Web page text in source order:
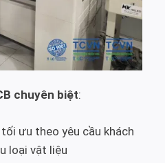
chuyên biệt:
ưu theo yêu cầu khách
loại vật liệu